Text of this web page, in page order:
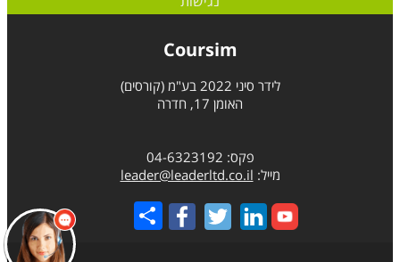
Coursim
לידר סיני 2022 בע"מ (קורסים)
האומן 17, חדרה
פקס: 04-6323192
מייל: leader@leaderltd.co.il
Share